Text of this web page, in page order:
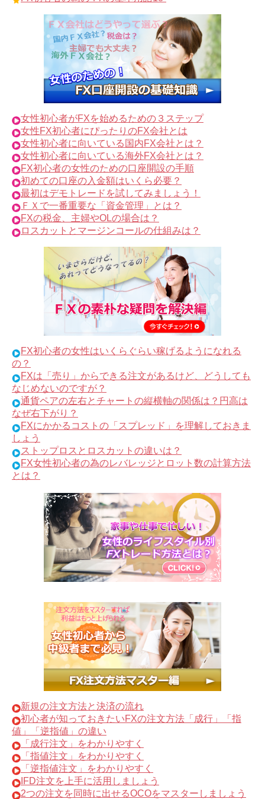
女性初心者がFXを始めるための３ステップ
女性FX初心者にぴったりのFX会社とは
女性初心者に向いている国内FX会社とは？
女性初心者に向いている海外FX会社とは？
FX初心者の女性のための口座開設の手順
初めての口座の入金額はいくら必要？
最初はデモトレードを試してみましょう！
ＦＸで一番重要な「資金管理」とは？
FXの税金、主婦やOLの場合は？
ロスカットとマージンコールの仕組みは？
FX初心者の女性はいくらぐらい稼げるようになれる
の？
FXは「売り」からできる注文があるけど、どうしても
なじめないのですが？
通貨ペアの左右とチャートの縦横軸の関係は？円高は
なぜ右下がり？
FXにかかるコストの「スプレッド」を理解しておきま
しょう
ストップロスとロスカットの違いは？
FX女性初心者の為のレバレッジとロット数の計算方法
とは？
新規の注文方法と決済の流れ
初心者が知っておきたいFXの注文方法「成行」「指
値」「逆指値」の違い
「成行注文」をわかりやすく
「指値注文」をわかりやすく
「逆指値注文」をわかりやすく
IFD注文を上手に活用しましょう
2つの注文を同時に出せるOCOをマスターしましょう